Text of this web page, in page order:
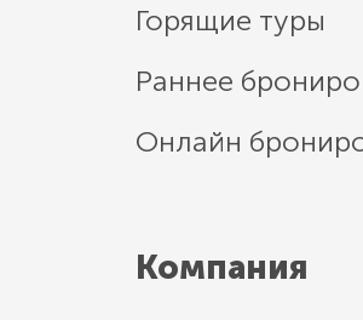
Горящие туры
Раннее
Онлайн
Компания